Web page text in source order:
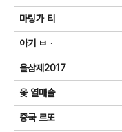
마링가 티
아기 ㅂᆞ
올삼제2017
옻 열매술
중국 르또